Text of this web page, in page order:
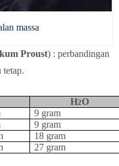
massa
Proust) : perbandingan
tetap.
H2O
9 gram
9 gram
18 gram
27 gram